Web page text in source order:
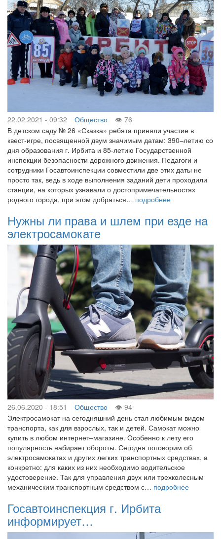
22.02.2021 - 09:32 Общество
76
В детском саду № 26 «Сказка» ребята приняли участие в
квест-игре, посвященной двум значимым датам: 390–летию со
дня образования г. Ирбита и 85-летию Государственной
инспекции безопасности дорожного движения. Педагоги и
сотрудники Госавтоинспекции совместили две этих даты не
просто так, ведь в ходе выполнения заданий дети проходили
станции, на которых узнавали о достопримечательностях
родного города, при этом добраться… подробнее
Нужны ли права и шлем при езде на
электросамокате
26.06.2020 - 18:51 Общество
94
Электросамокат на сегодняшний день стал любимым видом
транспорта, как для взрослых, так и детей. Самокат можно
купить в любом интернет–магазине. Особенно к лету его
популярность набирает обороты. Сегодня поговорим об
электросамокатах и других легких транспортных средствах, а
конкретно: для каких из них необходимо водительское
удостоверение. Так для управления двух или трехколесным
механическим транспортным средством с… подробнее
Госавтоинспекция г. Ирбита
информирует…